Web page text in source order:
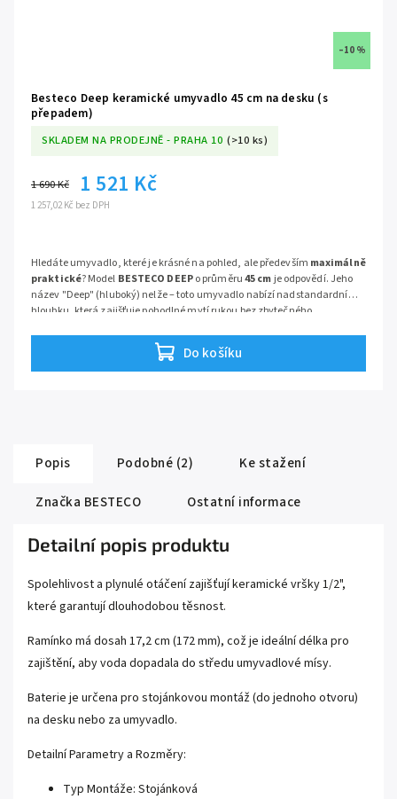
koupelnovou desku nebo skříňku.
–10 %
Besteco Deep keramické umyvadlo 45 cm na desku (s
přepadem)
SKLADEM NA PRODEJNĚ - PRAHA 10 (>10 ks)
1 257,02 Kč bez DPH
1 690 Kč 1 521 Kč
Do košíku
Hledáte umyvadlo, které je krásné na pohled, ale především maximálně
praktické? Model BESTECO DEEPo průměru45 cmje odpovědí. Jeho
název "Deep" (hluboký) nelže – toto umyvadlo nabízí nadstandardní
hloubku, která zajišťuje pohodlné mytí rukou bez zbytečného
bezpečné proti přetečení, což oceníte v rušných rodinných koupelnách.
Popis Podobné (2)
Ke stažení
Značka BESTECO Ostatní informace
Detailní popis produktu
Spolehlivost a plynulé otáčení zajišťují keramické vršky 1/2",
které garantují dlouhodobou těsnost.
Ramínko má dosah 17,2 cm (172 mm), což je ideální délka pro
zajištění, aby voda dopadala do středu umyvadlové mísy.
Baterie je určena pro stojánkovou montáž (do jednoho otvoru)
na desku nebo za umyvadlo.
Detailní Parametry a Rozměry:
Typ Montáže: Stojánková